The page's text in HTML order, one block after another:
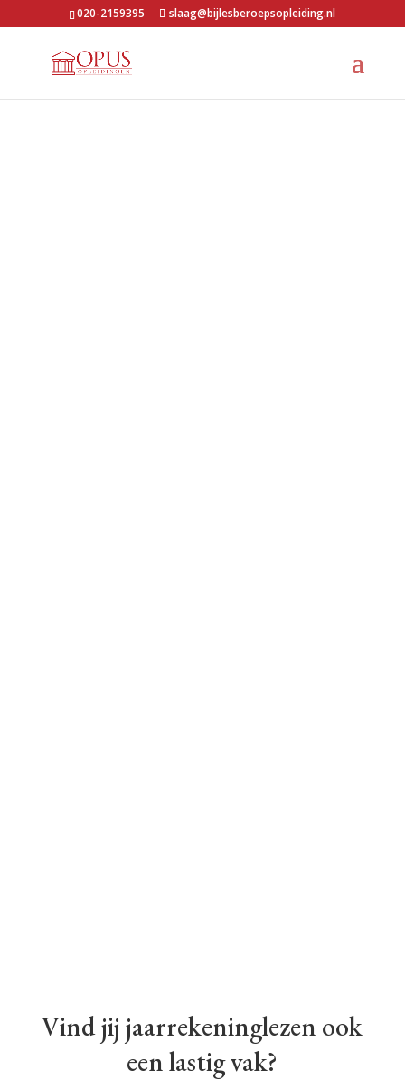
020-2159395 slaag@bijlesberoepsopleiding.nl
Vind jij jaarrekeninglezen ook
een lastig vak?